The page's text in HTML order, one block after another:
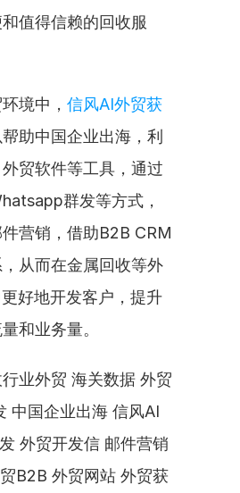
值得信赖的回收服
境中， 信风AI外贸获
助中国企业出海，利
贸软件等工具，通过
群发等方式，
营销，借助B2B CRM
从而在金属回收等外
好地开发客户，提升
和业务量。
业外贸 海关数据 外贸
中国企业出海 信风AI
外贸开发信 邮件营销
B2B 外贸网站 外贸获